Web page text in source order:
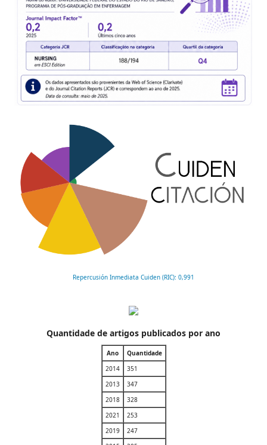
Repercusión Inmediata Cuiden (RIC): 0,991
Quantidade de artigos publicados por ano
Ano
Quantidade
2014
351
2013
347
2018
328
2021
253
2019
247